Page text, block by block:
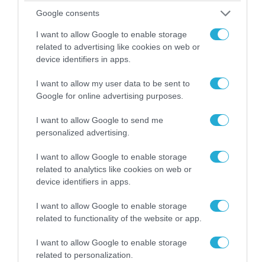
Google consents
I want to allow Google to enable storage
related to advertising like cookies on web or
device identifiers in apps.
I want to allow my user data to be sent to
Google for online advertising purposes.
I want to allow Google to send me
personalized advertising.
I want to allow Google to enable storage
related to analytics like cookies on web or
device identifiers in apps.
I want to allow Google to enable storage
related to functionality of the website or app.
I want to allow Google to enable storage
related to personalization.
Οι ρωσικές δυνάμεις απέχουν μόλις 5 χλμ.
από Σλαβιάνσκ και Κραματόρσκ στο Ντονέτσκ